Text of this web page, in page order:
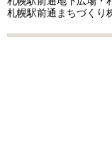
札幌駅前通まちづくり